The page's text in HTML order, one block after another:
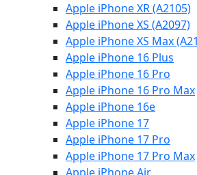
Apple iPhone XR (A2105)
Apple iPhone XS (A2097)
Apple iPhone XS Max
Apple iPhone 16 Plus
Apple iPhone 16 Pro
Apple iPhone 16 Pro Max
Apple iPhone 16e
Apple iPhone 17
Apple iPhone 17 Pro
Apple iPhone 17 Pro Max